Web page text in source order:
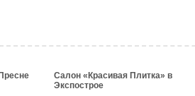
Салон «Красивая Плитка» в
Экспострое